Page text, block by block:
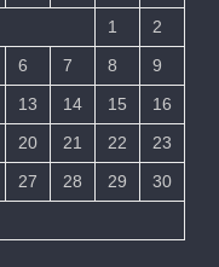
1
2
6 7 8
9
13 14 15
16
20 21 22
23
27 28 29
30